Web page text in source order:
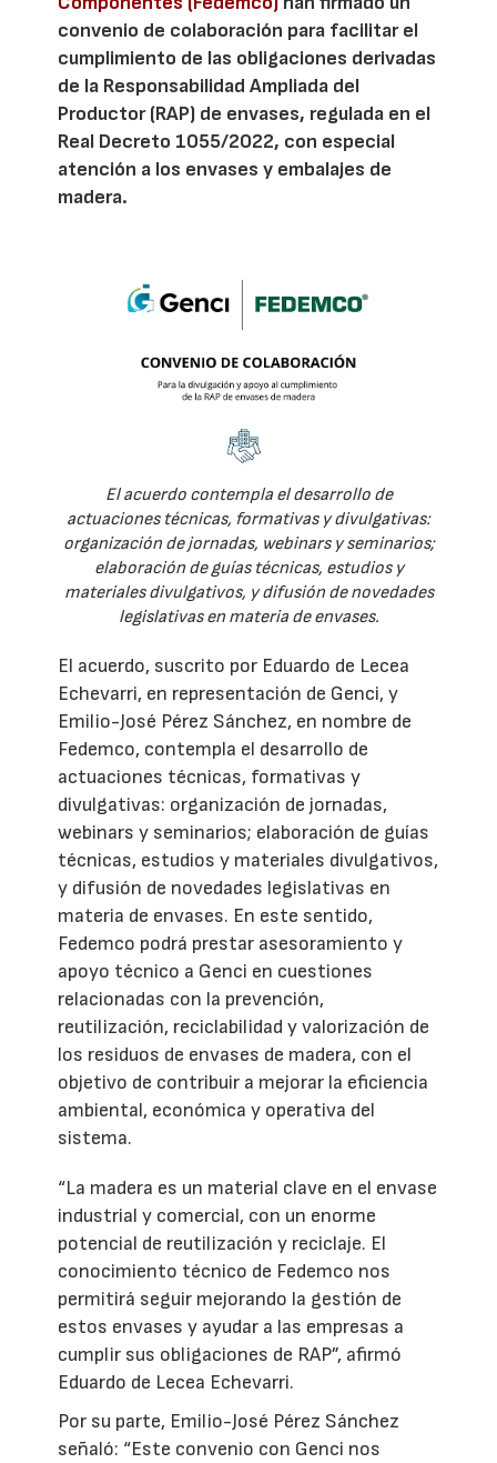
convenio de colaboración para facilitar el
cumplimiento de las obligaciones derivadas
de la Responsabilidad Ampliada del
Productor (RAP) de envases, regulada en el
Real Decreto 1055/2022, con especial
atención a los envases y embalajes de
madera.
El acuerdo contempla el desarrollo de
actuaciones técnicas, formativas y divulgativas:
organización de jornadas, webinars y seminarios;
elaboración de guías técnicas, estudios y
materiales divulgativos, y difusión de novedades
legislativas en materia de envases.
El acuerdo, suscrito por Eduardo de Lecea
Echevarri, en representación de Genci, y
Emilio-José Pérez Sánchez, en nombre de
Fedemco, contempla el desarrollo de
actuaciones técnicas, formativas y
divulgativas: organización de jornadas,
webinars y seminarios; elaboración de guías
técnicas, estudios y materiales divulgativos,
y difusión de novedades legislativas en
materia de envases. En este sentido,
Fedemco podrá prestar asesoramiento y
apoyo técnico a Genci en cuestiones
relacionadas con la prevención,
reutilización, reciclabilidad y valorización de
los residuos de envases de madera, con el
objetivo de contribuir a mejorar la eficiencia
ambiental, económica y operativa del
sistema.
“La madera es un material clave en el envase
industrial y comercial, con un enorme
potencial de reutilización y reciclaje. El
conocimiento técnico de Fedemco nos
permitirá seguir mejorando la gestión de
estos envases y ayudar a las empresas a
cumplir sus obligaciones de RAP”, afirmó
Eduardo de Lecea Echevarri.
Por su parte, Emilio-José Pérez Sánchez
señaló: “Este convenio con Genci nos